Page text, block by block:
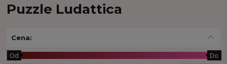
Puzzle Ludattica
Cena:
Od Do